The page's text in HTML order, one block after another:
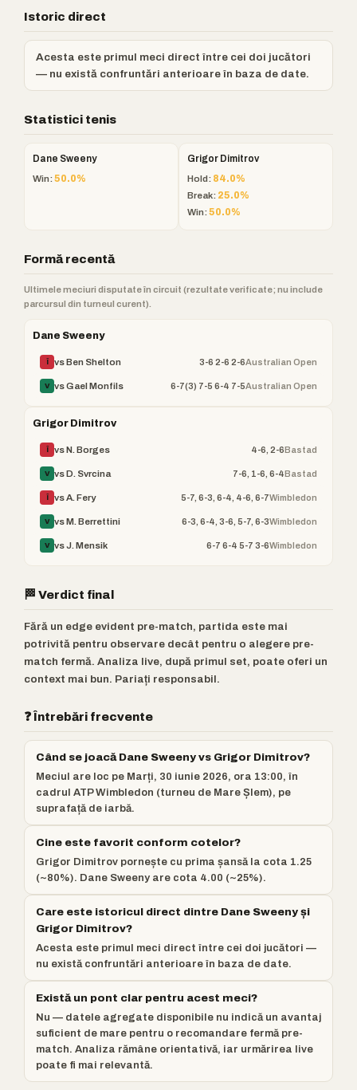
Istoric direct
Acesta este primul meci direct între cei doi jucători
— nu există confruntări anterioare în baza de date.
Statistici tenis
Dane Sweeny
Win:50.0%
Grigor Dimitrov
Hold: 84.0%
Break: 25.0%
Win:50.0%
Formă recentă
Ultimele meciuri disputate în circuit (rezultate verificate; nu include
parcursul din turneul curent).
Dane Sweeny
Î vs Ben Shelton 3-6 2-6 2-6Australian Open
V vs Gael Monfils 6-7(3) 7-5 6-4 7-5Australian Open
Grigor Dimitrov
Î vs N. Borges 4-6, 2-6Bastad
V vs D. Svrcina 7-6, 1-6, 6-4Bastad
Î vs A. Fery 5-7, 6-3, 6-4, 4-6, 6-7Wimbledon
V vs M. Berrettini 6-3, 6-4, 3-6, 5-7, 6-3Wimbledon
V vs J. Mensik 6-7 6-4 5-7 3-6Wimbledon
🏁 Verdict final
Fără un edge evident pre-match, partida este mai
potrivită pentru observare decât pentru o alegere pre-
match fermă. Analiza live, după primul set, poate oferi un
context mai bun. Pariați responsabil.
❓ Întrebări frecvente
Când se joacă Dane Sweeny vs Grigor Dimitrov?
Meciul are loc pe Marți, 30 iunie 2026, ora 13:00, în
cadrul ATP Wimbledon (turneu de Mare Șlem), pe
suprafață de iarbă.
Cine este favorit conform cotelor?
Grigor Dimitrov pornește cu prima șansă la cota 1.25
(~80%). Dane Sweeny are cota 4.00 (~25%).
Care este istoricul direct dintre Dane Sweeny și
Grigor Dimitrov?
Acesta este primul meci direct între cei doi jucători —
nu există confruntări anterioare în baza de date.
Există un pont clar pentru acest meci?
Nu — datele agregate disponibile nu indică un avantaj
suficient de mare pentru o recomandare fermă pre-
match. Analiza rămâne orientativă, iar urmărirea live
poate fi mai relevantă.